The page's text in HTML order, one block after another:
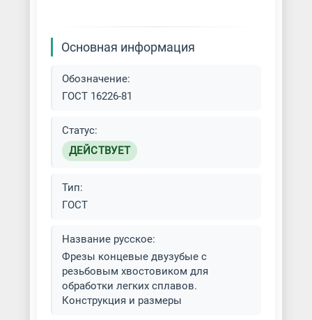
Услуги фрезеровки
с ЧПУ
Фрезерные работы от одной
детали
Фрезерные работы по металлу
горизонтальных поверхностей
Фрезерование канавок и пазов
Фрезерование наклонных
Основная информация
Обозначение:
ГОСТ 16226-81
Статус:
ДЕЙСТВУЕТ
Тип:
ГОСТ
Название русское:
Фрезы концевые двузубые с
резьбовым хвостовиком для
обработки легких сплавов.
Конструкция и размеры